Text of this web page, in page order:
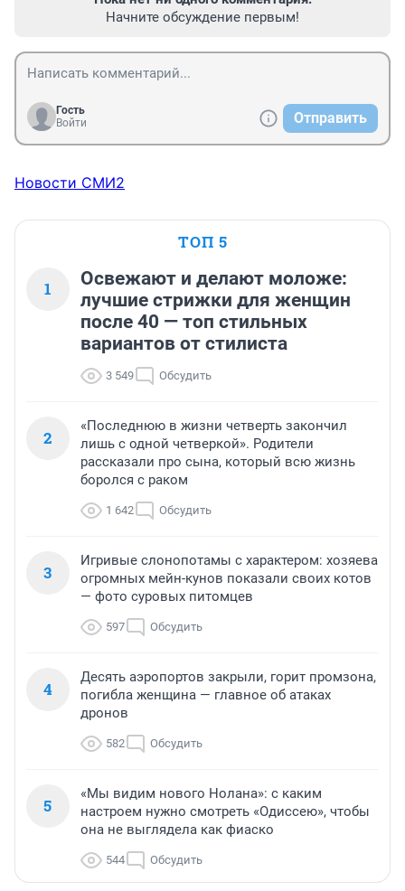
Начните обсуждение первым!
Гость
Войти
Отправить
Новости СМИ2
ТОП 5
1
Освежают и делают моложе:
лучшие стрижки для женщин
после 40 — топ стильных
вариантов от стилиста
3 549 Обсудить
2
«Последнюю в жизни четверть закончил
лишь с одной четверкой». Родители
рассказали про сына, который всю жизнь
боролся с раком
1 642 Обсудить
3
Игривые слонопотамы с характером: хозяева
огромных мейн-кунов показали своих котов
— фото суровых питомцев
597 Обсудить
4
Десять аэропортов закрыли, горит промзона,
погибла женщина — главное об атаках
дронов
582 Обсудить
5
«Мы видим нового Нолана»: с каким
настроем нужно смотреть «Одиссею», чтобы
она не выглядела как фиаско
544 Обсудить